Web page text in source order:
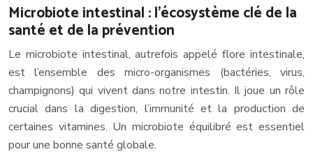
Microbiote intestinal : l’écosystème clé de la
santé et de la prévention
Le microbiote intestinal, autrefois appelé flore intestinale,
est l’ensemble des micro-organismes (bactéries, virus,
champignons) qui vivent dans notre intestin. Il joue un rôle
crucial dans la digestion, l’immunité et la production de
certaines vitamines. Un microbiote équilibré est essentiel
pour une bonne santé globale.